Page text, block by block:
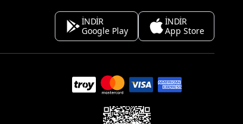
İNDİR
Google Play
İNDİR
App Store